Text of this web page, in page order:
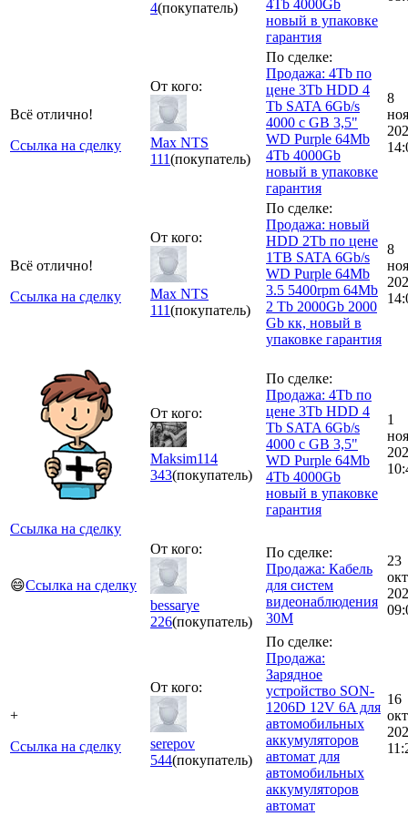
4(покупатель)
4Tb 4000Gb
новый в упаковке
гарантия
Всё отлично!
Ссылка на сделку
От кого:
Max NTS
111(покупатель)
По сделке:
Продажа: 4Tb по
цене 3Tb HDD 4
Tb SATA 6Gb/s
4000 c GB 3,5"
WD Purple 64Mb
4Tb 4000Gb
новый в упаковке
гарантия
8
Всё отлично!
Ссылка на сделку
От кого:
Max NTS
111(покупатель)
По сделке:
Продажа: новый
HDD 2Tb по цене
1TB SATA 6Gb/s
WD Purple 64Mb
3.5 5400rpm 64Mb
2 Tb 2000Gb 2000
Gb кк, новый в
упаковке гарантия
8
Ссылка на сделку
От кого:
Maksim114
343(покупатель)
По сделке:
Продажа: 4Tb по
цене 3Tb HDD 4
Tb SATA 6Gb/s
4000 c GB 3,5"
WD Purple 64Mb
4Tb 4000Gb
новый в упаковке
гарантия
1
😄Ссылка на сделку
От кого:
bessarye
226(покупатель)
По сделке:
Продажа: Кабель
для систем
видеонаблюдения
30М
23
окт
+
Ссылка на сделку
От кого:
serepov
544(покупатель)
По сделке:
Продажа:
Зарядное
устройство SON-
1206D 12V 6A для
автомобильных
аккумуляторов
автомат для
автомобильных
аккумуляторов
автомат
16
окт